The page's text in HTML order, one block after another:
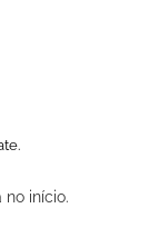
no início.